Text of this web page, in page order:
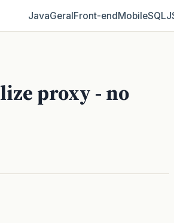
JavaGeralFront‑endMobileSQL
proxy - no